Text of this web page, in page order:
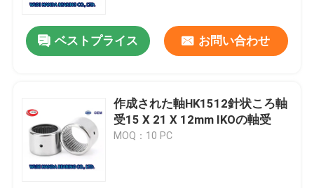
ベストプライス お問い合わせ
作成された軸HK1512針状ころ軸
受15 X 21 X 12mm IKOの軸受
MOQ：10 PC